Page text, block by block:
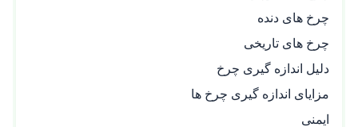
چرخ‌ های دنده
چرخ‌ های تاریخی
دلیل اندازه گیری چرخ
مزایای اندازه گیری چرخ ها
ایمنی